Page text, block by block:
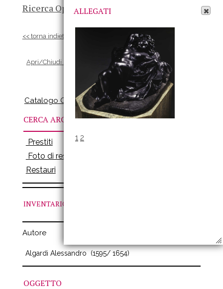
Ricerca Opere-Risultato
<< torna indietro
Apri/Chiudi scheda Allegati
Catalogo Online
CERCA ARCHIVI
Prestiti
Foto di restauro
Restauri
INVENTARIO
Autore
Algardi Alessandro (1595/ 1654)
OGGETTO
ALLEGATI
1 2